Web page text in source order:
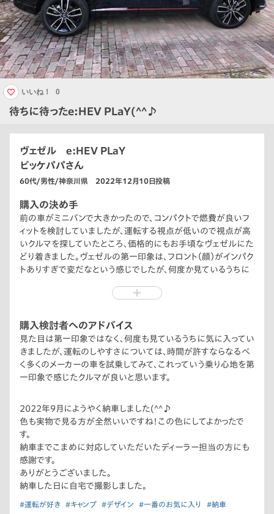
待ちに待ったe:HEV PLaY(^^♪
いいね！ 0
ヴェゼル e:HEV PLaY
ビッケパパさん
60代/男性/神奈川県 2022年12月10日投稿
購入の決め手
前の車がミニバンで大きかったので、コンパクトで燃費が良いフ
ィットを検討していましたが、運転する視点が低いので視点が高
いクルマを探していたところ、価格的にもお手頃なヴェゼルにた
どり着きました。ヴェゼルの第一印象は、フロント（顔）がインパク
トありすぎで変だなという感じでしたが、何度か見ているうちに
さと、ディーラー担当の方の神対応で購入を決めました。
購入検討者へのアドバイス
見た目は第一印象ではなく、何度も見ているうちに気に入ってい
きましたが、運転のしやすさについては、時間が許すならなるべ
く多くのメーカーの車を試乗してみて、これっていう乗り心地を第
一印象で感じたクルマが良いと思います。
2022年9月にようやく納車しました(^^♪
色も実物で見る方が全然いいですね！この色にしてよかったで
す。
納車までこまめに対応していただいたディーラー担当の方にも
感謝です。
ありがとうございました。
納車した日に自宅で撮影しました。
#運転が好き #キャンプ #デザイン #一番のお気に入り #納車